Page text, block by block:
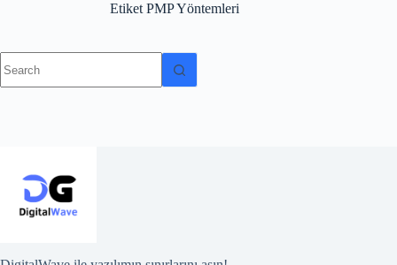
Etiket PMP Yöntemleri
results